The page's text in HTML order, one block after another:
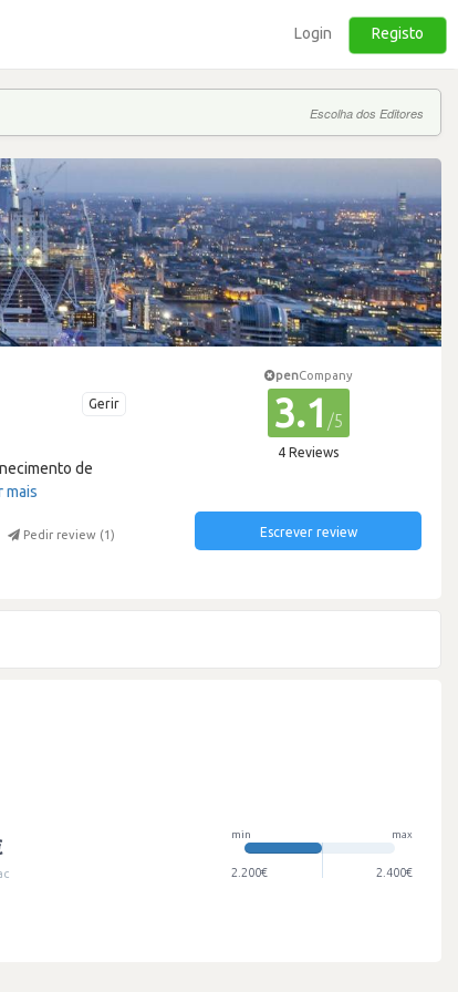
Login Registo
Escolha dos Editores
Gerir
de
mais
Pedir review (1)
penCompany
3.1 /5
4 Reviews
Escrever review
min max
2.200€ 2.400€